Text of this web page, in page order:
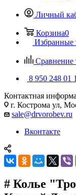
Личный
Корзина0
Избранные
Сравнение
8 950 248 01
Контактная
г. Кострома ул,
sale@drvorobev.ru
Вконтакте
# Колье